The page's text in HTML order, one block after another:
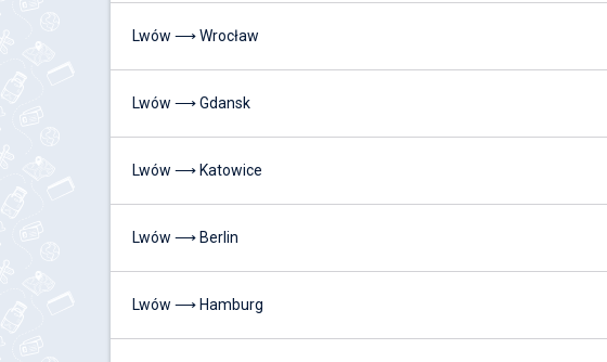
Lwów ⟶ Wrocław
Lwów ⟶ Gdansk
Lwów ⟶ Katowice
Lwów ⟶ Berlin
Lwów ⟶ Hamburg